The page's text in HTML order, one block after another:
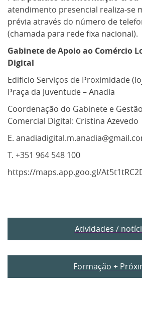
atendimento presencial realiza-se
prévia através do número de
(chamada para rede fixa nacional).
Gabinete de Apoio ao Comércio
Digital
Edificio Serviços de Proximidade
Praça da Juventude – Anadia
Coordenação do Gabinete e
Comercial Digital: Cristina Azevedo
E.
T. +351 964 548 100
https://maps.app.goo.gl/
Atividades /
Formação +